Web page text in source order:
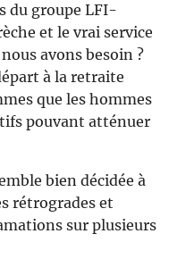
du groupe LFI-
et le vrai service
avons besoin ?
à la retraite
que les hommes
pouvant atténuer
bien décidée à
rétrogrades et
sur plusieurs